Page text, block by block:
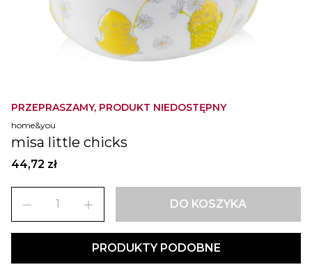
PRZEPRASZAMY, PRODUKT NIEDOSTĘPNY
home&you
misa little chicks
44,72 zł
remove add DO KOSZYKA
PRODUKTY PODOBNE